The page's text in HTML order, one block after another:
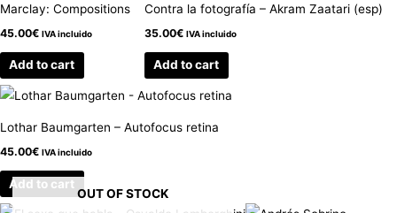
Marclay: Compositions
45.00€ IVA incluido
Add to cart
Contra la fotografía – Akram Zaatari (esp)
35.00€ IVA incluido
Add to cart
Lothar Baumgarten – Autofocus retina
45.00€ IVA incluido
Add to cart
OUT OF STOCK